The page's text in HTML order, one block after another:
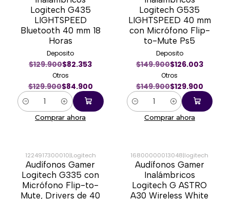
Logitech G435
LIGHTSPEED
Bluetooth 40 mm 18
Horas
Deposito
$129.900$82.353
Otros
$129.900$84.900
Cantidad
Comprar ahora
Logitech G535
LIGHTSPEED 40 mm
con Micrófono Flip-
to-Mute Ps5
Deposito
$149.900$126.003
Otros
$149.900$129.900
Cantidad
Comprar ahora
-58%
1224917300010|Logitech
Audífonos Gamer
Logitech G335 con
Micrófono Flip-to-
Mute, Drivers de 40
-42%
16800000013048|logitech
Audífonos Gamer
Inalámbricos
Logitech G ASTRO
A30 Wireless White